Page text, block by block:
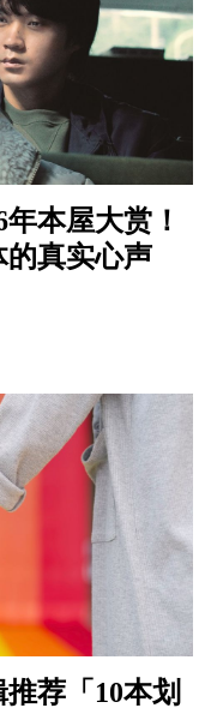
本屋大赏！
的真实心声
荐「10本划